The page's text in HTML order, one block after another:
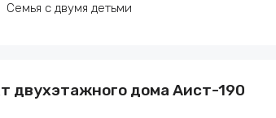
Семья с двумя детьми
двухэтажного дома Аист-190